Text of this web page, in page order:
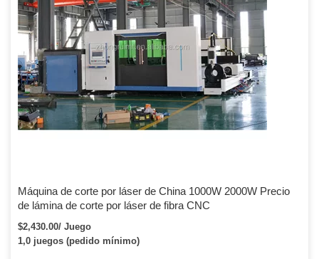
Máquina de corte por láser de China 1000W 2000W Precio
de lámina de corte por láser de fibra CNC
$2,430.00/ Juego
1,0 juegos (pedido mínimo)